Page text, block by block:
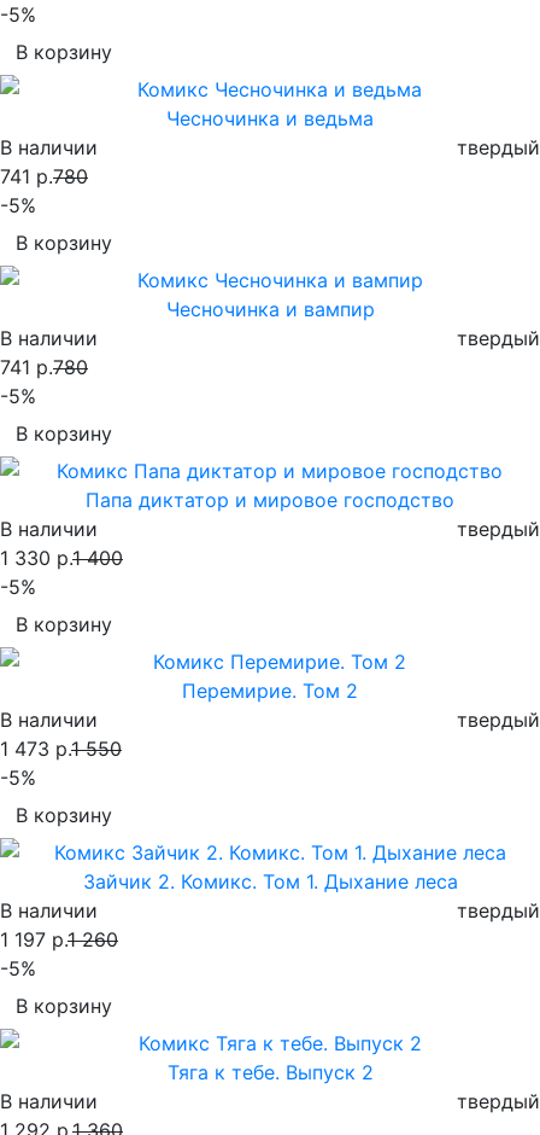
-5%
В корзину
Чесночинка и ведьма
В наличии
твердый
741 р.780
-5%
В корзину
Чесночинка и вампир
В наличии
твердый
741 р.780
-5%
В корзину
Папа диктатор и мировое господство
В наличии
твердый
1 330 р.1 400
-5%
В корзину
Перемирие. Том 2
В наличии
твердый
1 473 р.1 550
-5%
В корзину
Зайчик 2. Комикс. Том 1. Дыхание леса
В наличии
твердый
1 197 р.1 260
-5%
В корзину
Тяга к тебе. Выпуск 2
В наличии
твердый